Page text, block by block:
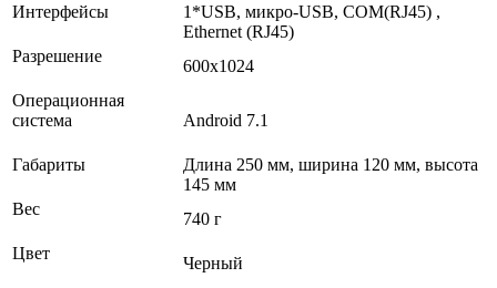
Интерфейсы
1*USB, микро-USB, COM(RJ45) ,
Ethernet (RJ45)
Разрешение
600х1024
Операционная
система
Android 7.1
Габариты
Длина 250 мм, ширина 120 мм, высота
145 мм
Вес
740 г
Цвет
Черный